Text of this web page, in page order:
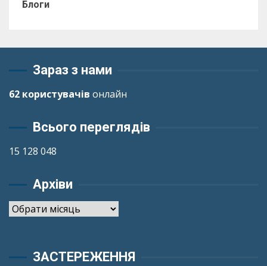
Блоги
Зараз з нами
62 користувачів онлайн
Всього переглядів
15 128 048
Архіви
Архіви
ЗАСТЕРЕЖЕННЯ